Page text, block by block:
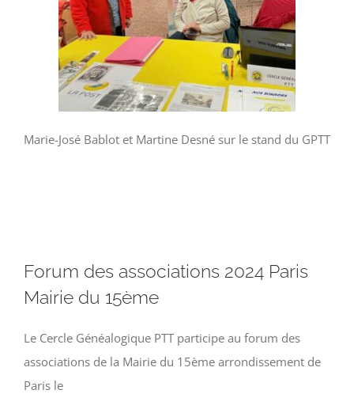
Marie-José Bablot et Martine Desné sur le stand du GPTT
Forum des associations 2024 Paris
Mairie du 15ème
Le Cercle Généalogique PTT participe au forum des
associations de la Mairie du 15ème arrondissement de
Paris le